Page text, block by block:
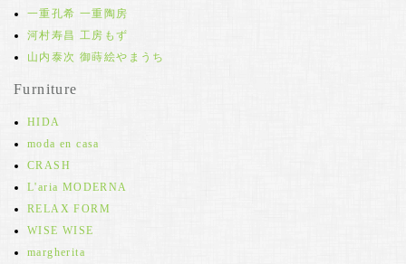
一重孔希 一重陶房
河村寿昌 工房もず
山内泰次 御蒔絵やまうち
Furniture
HIDA
moda en casa
CRASH
L'aria MODERNA
RELAX FORM
WISE WISE
margherita